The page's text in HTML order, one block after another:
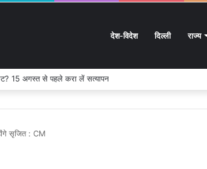
देश-विदेश दिल्ली राज्य
15 अगस्त से पहले करा लें सत्यापन
सृजित : CM